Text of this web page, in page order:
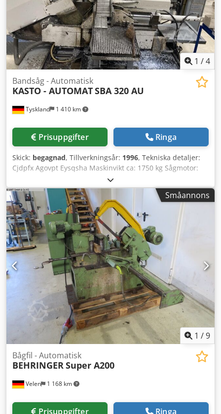
1 /4
Tyskland 1 410 km
Bandsåg - Automatisk
KASTO - AUTOMATSBA 320 AU
Prisuppgifter Ringa
Skick: begagnad, Tillverkningsår: 1996, Tekniska detaljer:
Cjdpfx Agovpt Eysqsha Maskinvikt ca: 1750 kg Sågmotor:
2,2 kW Totalt effektbehov: 5 kW Såghastighet: 17 - 90
m/min Sågdiameter: 320 mm Max skärområde: 320 x 320
mm Bandsågsbladets längd: 4 930 x 34 x 1,1 mm
Matningslängd: max 9x 600 mm Utrymmesbehov ca: 2,6 x
2,4 x 1,40 m Automatisk bandsåg, raksnitt, min.
sågdiameter 10 mm, min. såglängd 6 mm, min.
återstående stycklängd 15 mm (automatiskt 80 mm), max.
materialvikt 400 kg/m, kylvätskebehållare 60 l, pumpeffekt
16 l/min, klämtryck justerbart 20-60 bar, spåntransportör 2
400 x 950 mm, rullbana 2 200 x 950 mm, 5 st.
reservbandsågblad 4 930 x 34 x 1,1 mm, bruksanvisning
Småannons
1 /9
Velen 1 168 km
Bågfil - Automatisk
BEHRINGERSuper A200
Prisuppgifter Ringa